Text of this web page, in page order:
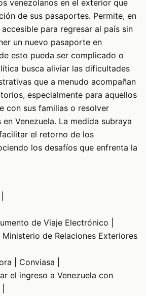
venezolanos en el exterior que
de sus pasaportes. Permite, en
para regresar al país sin
un nuevo pasaporte en
esto pueda ser complicado o
busca aliviar las dificultades
que a menudo acompañan
especialmente para aquellos
con sus familias o resolver
Venezuela. La medida subraya
el retorno de los
los desafíos que enfrenta la
de Viaje Electrónico |
Ministerio de Relaciones Exteriores
| Conviasa |
el ingreso a Venezuela con